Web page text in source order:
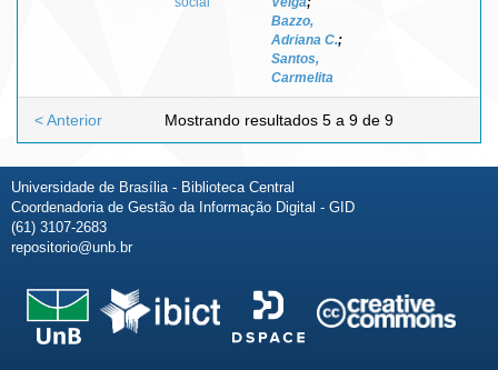
Bazzo,
Adriana C.;
Santos,
Carmelita
Mostrando resultados 5 a 9 de 9
< Anterior
Universidade de Brasília - Biblioteca Central
Coordenadoria de Gestão da Informação Digital - GID
(61) 3107-2683
repositorio@unb.br